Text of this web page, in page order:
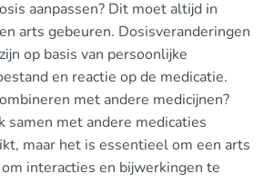
aanpassen? Dit moet altijd in
arts gebeuren. Dosisveranderingen
op basis van persoonlijke
en reactie op de medicatie.
met andere medicijnen?
samen met andere medicaties
maar het is essentieel om een arts
interacties en bijwerkingen te